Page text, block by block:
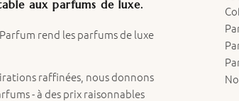
aux parfums de luxe.
rend les parfums de luxe
raffinées, nous donnons
- à des prix raisonnables